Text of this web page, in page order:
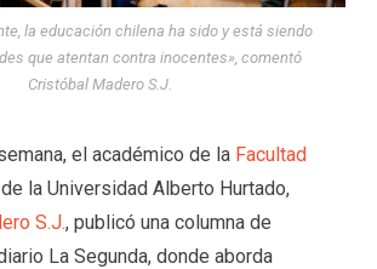
la educación chilena ha sido y está siendo
que atentan contra inocentes», comentó
Cristóbal Madero S.J.
el académico de la Facultad
la Universidad Alberto Hurtado,
S.J., publicó una columna de
La Segunda, donde aborda